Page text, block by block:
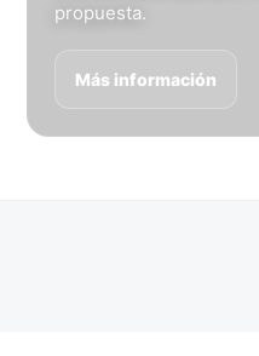
propuesta.
Más información